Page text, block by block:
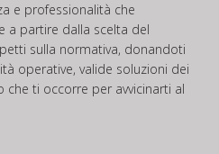
e professionalità che
a partire dalla scelta del
sulla normativa, donandoti
operative, valide soluzioni dei
ti occorre per avvicinarti al